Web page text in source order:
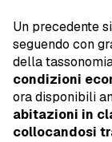
Un precedente
seguendo con
della
condizioni
ora disponibili
abitazioni in
collocandosi